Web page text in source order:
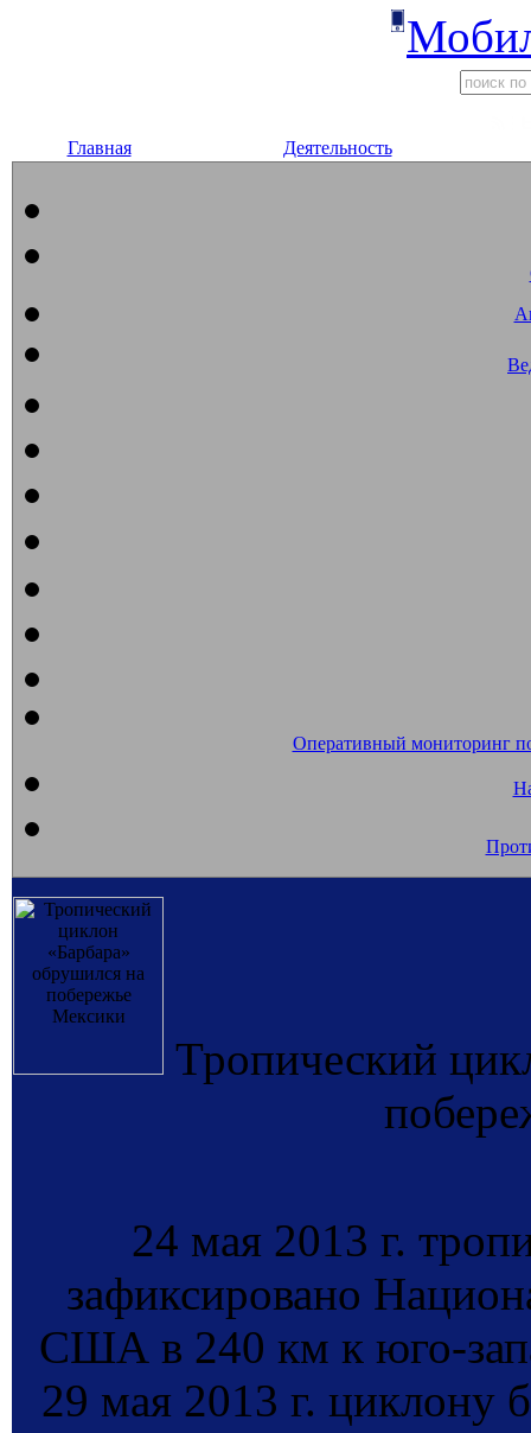
Главная Деятельность
Оперативный мониторинг
Тропический
24 мая 2013 г.
зафиксировано
США в 240 км к юго-
29 мая 2013 г. циклону